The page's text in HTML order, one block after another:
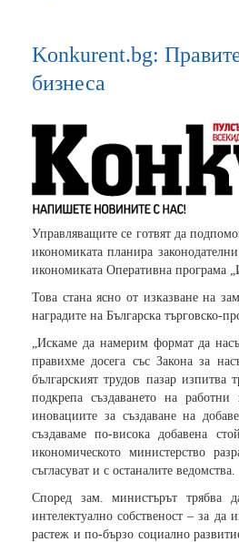
Konkurent.bg:
бизнеса
Управляващите се готвят да
икономиката планира
икономиката Оперативна програма
Това стана ясно от изказване на
наградите на Българска
„Искаме да намерим формат да
правихме досега със Закона за
българският трудов пазар
подкрепа създаването на
иновациите за създаване на
създаваме по-висока добавена
икономическото министерство
съгласуват и с останалите ведомства.
Според зам. министърът трябва
интелектуално собственост – за
растеж и по-бързо социално